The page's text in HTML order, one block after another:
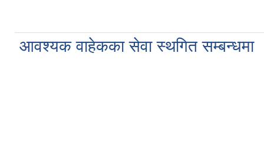
आवश्यक वाहेकका सेवा स्थगित सम्बन्धमा